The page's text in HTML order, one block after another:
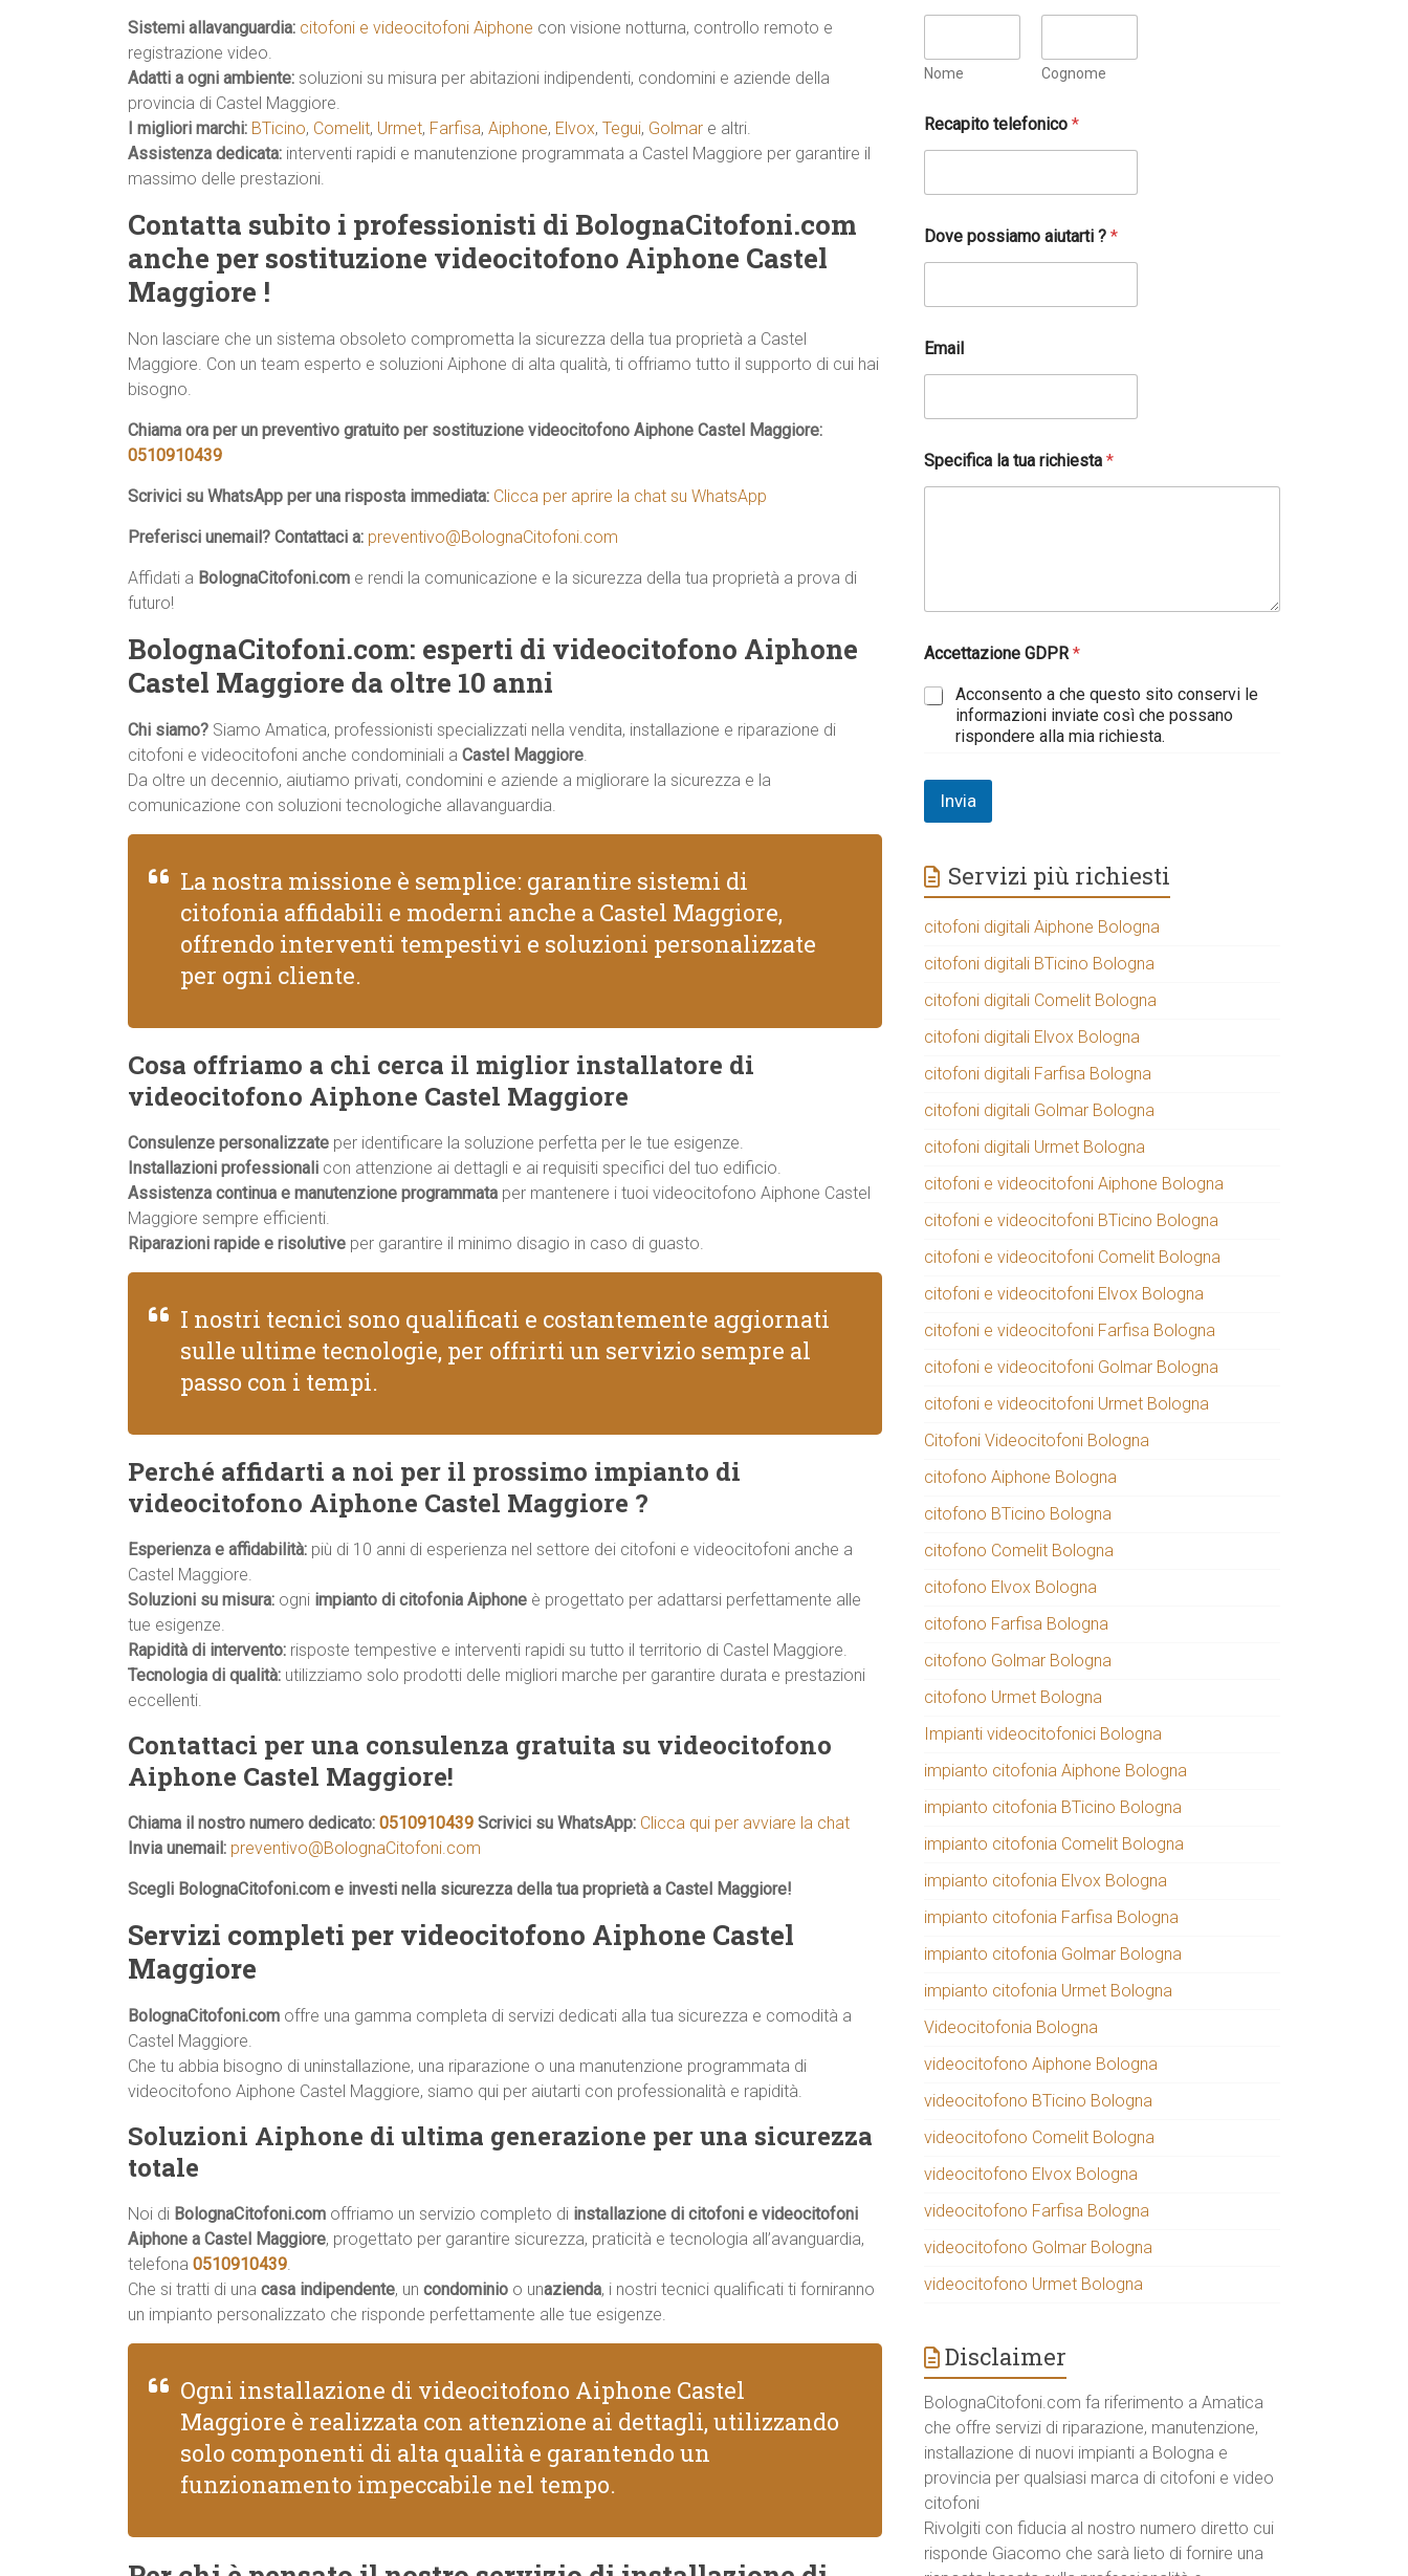
Sistemi allavanguardia: citofoni e videocitofoni Aiphone con visione notturna, controllo remoto e
registrazione video.
Adatti a ogni ambiente: soluzioni su misura per abitazioni indipendenti, condomini e aziende della
provincia di Castel Maggiore.
I migliori marchi: BTicino, Comelit, Urmet, Farfisa, Aiphone, Elvox, Tegui, Golmar e altri.
Assistenza dedicata: interventi rapidi e manutenzione programmata a Castel Maggiore per garantire il
massimo delle prestazioni.
Contatta subito i professionisti di BolognaCitofoni.com
anche per sostituzione videocitofono Aiphone Castel
Maggiore !
Non lasciare che un sistema obsoleto comprometta la sicurezza della tua proprietà a Castel
Maggiore. Con un team esperto e soluzioni Aiphone di alta qualità, ti offriamo tutto il supporto di cui hai
bisogno.
Chiama ora per un preventivo gratuito per sostituzione videocitofono Aiphone Castel Maggiore:
0510910439
Scrivici su WhatsApp per una risposta immediata: Clicca per aprire la chat su WhatsApp
Preferisci unemail? Contattaci a: preventivo@BolognaCitofoni.com
Affidati a BolognaCitofoni.com e rendi la comunicazione e la sicurezza della tua proprietà a prova di
futuro!
BolognaCitofoni.com: esperti di videocitofono Aiphone
Castel Maggiore da oltre 10 anni
Chi siamo? Siamo Amatica, professionisti specializzati nella vendita, installazione e riparazione di
citofoni e videocitofoni anche condominiali a Castel Maggiore.
Da oltre un decennio, aiutiamo privati, condomini e aziende a migliorare la sicurezza e la
comunicazione con soluzioni tecnologiche allavanguardia.
La nostra missione è semplice: garantire sistemi di
citofonia affidabili e moderni anche a Castel Maggiore,
offrendo interventi tempestivi e soluzioni personalizzate
per ogni cliente.
Cosa offriamo a chi cerca il miglior installatore di
videocitofono Aiphone Castel Maggiore
Consulenze personalizzate per identificare la soluzione perfetta per le tue esigenze.
Installazioni professionali con attenzione ai dettagli e ai requisiti specifici del tuo edificio.
Assistenza continua e manutenzione programmata per mantenere i tuoi videocitofono Aiphone Castel
Maggiore sempre efficienti.
Riparazioni rapide e risolutive per garantire il minimo disagio in caso di guasto.
I nostri tecnici sono qualificati e costantemente aggiornati
sulle ultime tecnologie, per offrirti un servizio sempre al
passo con i tempi.
Perché affidarti a noi per il prossimo impianto di
videocitofono Aiphone Castel Maggiore ?
Esperienza e affidabilità: più di 10 anni di esperienza nel settore dei citofoni e videocitofoni anche a
Castel Maggiore.
Soluzioni su misura: ogni impianto di citofonia Aiphone è progettato per adattarsi perfettamente alle
tue esigenze.
Rapidità di intervento: risposte tempestive e interventi rapidi su tutto il territorio di Castel Maggiore.
Tecnologia di qualità: utilizziamo solo prodotti delle migliori marche per garantire durata e prestazioni
eccellenti.
Contattaci per una consulenza gratuita su videocitofono
Aiphone Castel Maggiore!
Chiama il nostro numero dedicato: 0510910439 Scrivici su WhatsApp: Clicca qui per avviare la chat
Invia unemail: preventivo@BolognaCitofoni.com
Scegli BolognaCitofoni.com e investi nella sicurezza della tua proprietà a Castel Maggiore!
Servizi completi per videocitofono Aiphone Castel
Maggiore
BolognaCitofoni.com offre una gamma completa di servizi dedicati alla tua sicurezza e comodità a
Castel Maggiore.
Che tu abbia bisogno di uninstallazione, una riparazione o una manutenzione programmata di
videocitofono Aiphone Castel Maggiore, siamo qui per aiutarti con professionalità e rapidità.
Soluzioni Aiphone di ultima generazione per una sicurezza
totale
Noi di BolognaCitofoni.com offriamo un servizio completo di installazione di citofoni e videocitofoni
Aiphone a Castel Maggiore, progettato per garantire sicurezza, praticità e tecnologia all’avanguardia,
telefona 0510910439.
Che si tratti di una casa indipendente, un condominio o unazienda, i nostri tecnici qualificati ti forniranno
un impianto personalizzato che risponde perfettamente alle tue esigenze.
Ogni installazione di videocitofono Aiphone Castel
Maggiore è realizzata con attenzione ai dettagli, utilizzando
solo componenti di alta qualità e garantendo un
funzionamento impeccabile nel tempo.
Nome Cognome
Recapito telefonico*
Dove possiamo aiutarti ?*
Email
Specifica la tua richiesta*
o
o
Accettazione GDPR*
Acconsento a che questo sito conservi le
informazioni inviate così che possano
rispondere alla mia richiesta.
Invia
Servizi più richiesti
citofoni digitali Aiphone Bologna
citofoni digitali BTicino Bologna
citofoni digitali Comelit Bologna
citofoni digitali Elvox Bologna
citofoni digitali Farfisa Bologna
citofoni digitali Golmar Bologna
citofoni digitali Urmet Bologna
citofoni e videocitofoni Aiphone Bologna
citofoni e videocitofoni BTicino Bologna
citofoni e videocitofoni Comelit Bologna
citofoni e videocitofoni Elvox Bologna
citofoni e videocitofoni Farfisa Bologna
citofoni e videocitofoni Golmar Bologna
citofoni e videocitofoni Urmet Bologna
Citofoni Videocitofoni Bologna
citofono Aiphone Bologna
citofono BTicino Bologna
citofono Comelit Bologna
citofono Elvox Bologna
citofono Farfisa Bologna
citofono Golmar Bologna
citofono Urmet Bologna
Impianti videocitofonici Bologna
impianto citofonia Aiphone Bologna
impianto citofonia BTicino Bologna
impianto citofonia Comelit Bologna
impianto citofonia Elvox Bologna
impianto citofonia Farfisa Bologna
impianto citofonia Golmar Bologna
impianto citofonia Urmet Bologna
Videocitofonia Bologna
videocitofono Aiphone Bologna
videocitofono BTicino Bologna
videocitofono Comelit Bologna
videocitofono Elvox Bologna
videocitofono Farfisa Bologna
videocitofono Golmar Bologna
videocitofono Urmet Bologna
Disclaimer
BolognaCitofoni.com fa riferimento a Amatica
che offre servizi di riparazione, manutenzione,
installazione di nuovi impianti a Bologna e
provincia per qualsiasi marca di citofoni e video
citofoni
Rivolgiti con fiducia al nostro numero diretto cui
risponde Giacomo che sarà lieto di fornire una